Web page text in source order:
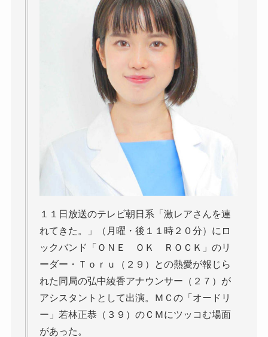
１１日放送のテレビ朝日系「激レアさんを連
れてきた。」（月曜・後１１時２０分）にロ
ックバンド「ＯＮＥ ＯＫ ＲＯＣＫ」のリ
ーダー・Ｔｏｒｕ（２９）との熱愛が報じら
れた同局の弘中綾香アナウンサー（２７）が
アシスタントとして出演。ＭＣの「オードリ
ー」若林正恭（３９）のＣＭにツッコむ場面
があった。